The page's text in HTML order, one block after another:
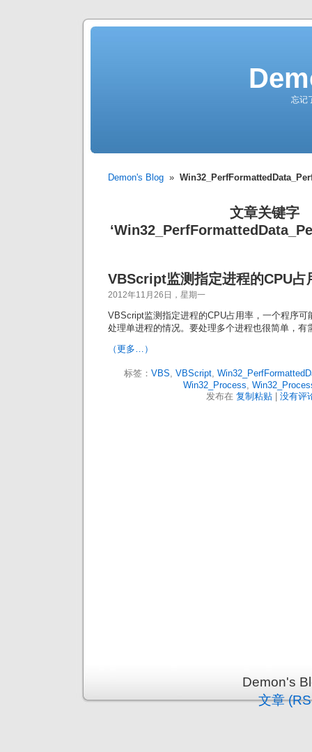
忘记
Demon's Blog »
文章关键字
VBScript监测指定进程的CPU占
2012年11月26日，星期一
VBScript监测指定进程的CPU占用率，一个程序可
处理单进程的情况。要处理多个进程也很简单，有
（更多…）
标签： VBS, VBScript,
Win32_Process,
发布在 复制粘贴| 没有评
Demon's
文章